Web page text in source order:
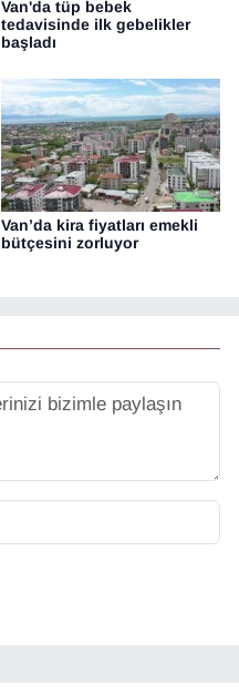
Van'da tüp bebek
tedavisinde ilk gebelikler
başladı
Van’da kira fiyatları emekli
bütçesini zorluyor